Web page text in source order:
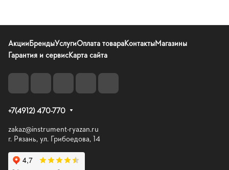
АкцииБрендыУслугиОплата товараКонтактыМагазины
Гарантия и сервисКарта сайта
+7(4912) 470-770
zakaz@instrument-ryazan.ru
г. Рязань, ул. Грибоедова, 14